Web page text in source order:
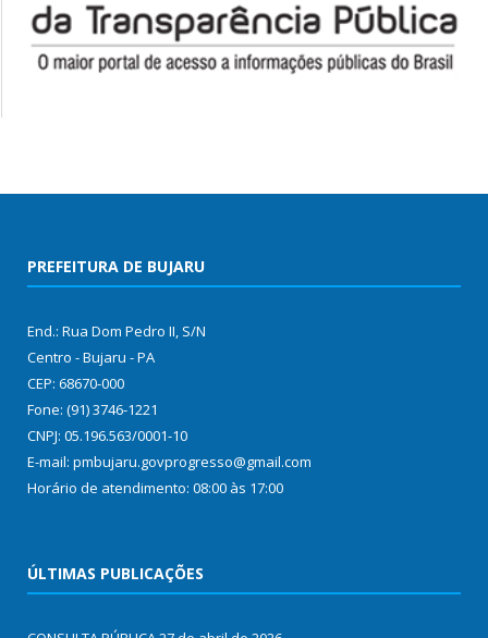
PREFEITURA DE BUJARU
End.: Rua Dom Pedro II, S/N
Centro - Bujaru - PA
CEP: 68670-000
Fone: (91) 3746-1221
CNPJ: 05.196.563/0001-10
E-mail: pmbujaru.govprogresso@gmail.com
Horário de atendimento: 08:00 às 17:00
ÚLTIMAS PUBLICAÇÕES